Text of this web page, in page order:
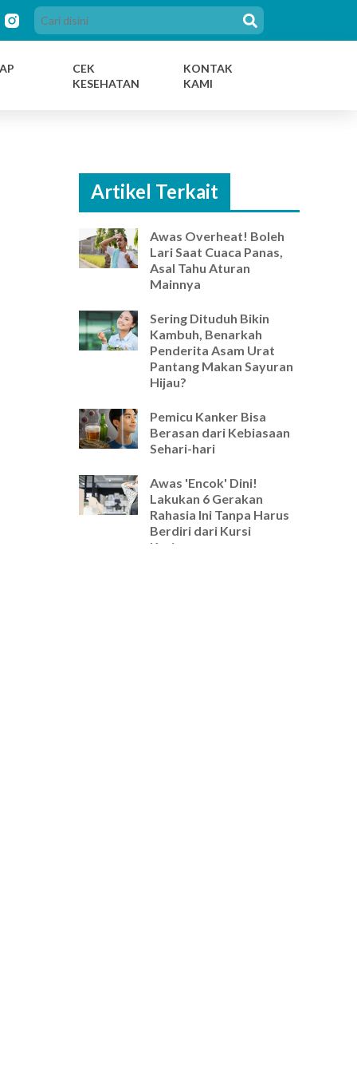
CEK
KESEHATAN
KONTAK
KAMI
Artikel Terkait
Awas Overheat! Boleh
Lari Saat Cuaca Panas,
Asal Tahu Aturan
Mainnya
Sering Dituduh Bikin
Kambuh, Benarkah
Penderita Asam Urat
Pantang Makan Sayuran
Hijau?
Pemicu Kanker Bisa
Berasan dari Kebiasaan
Sehari-hari
Awas 'Encok' Dini!
Lakukan 6 Gerakan
Rahasia Ini Tanpa Harus
Berdiri dari Kursi
Kerjamu